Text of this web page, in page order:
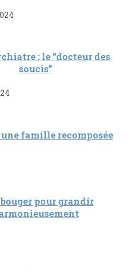
: le “docteur des
soucis”
famille recomposée
pour grandir